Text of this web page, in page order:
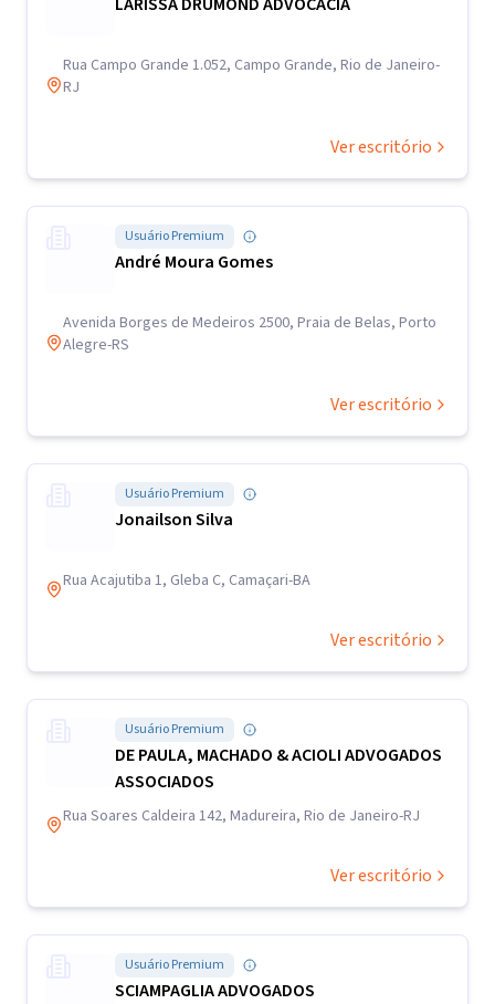
Rua Campo Grande 1.052, Campo Grande, Rio de Janeiro-
RJ
Ver escritório
Usuário Premium
André Moura Gomes
Avenida Borges de Medeiros 2500, Praia de Belas, Porto
Alegre-RS
Ver escritório
Usuário Premium
Jonailson Silva
Rua Acajutiba 1, Gleba C, Camaçari-BA
Ver escritório
Usuário Premium
DE PAULA, MACHADO & ACIOLI ADVOGADOS
ASSOCIADOS
Rua Soares Caldeira 142, Madureira, Rio de Janeiro-RJ
Ver escritório
Usuário Premium
SCIAMPAGLIA ADVOGADOS